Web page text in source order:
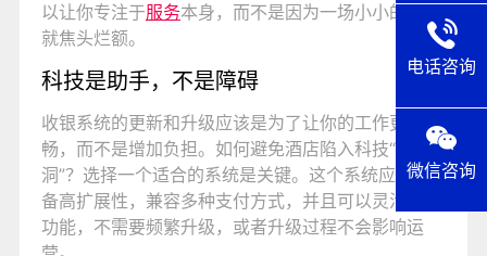
以让你专注于服务本身，而不是因为一场小小的升级
就焦头烂额。
科技是助手，不是障碍
收银系统的更新和升级应该是为了让你的工作更顺
畅，而不是增加负担。如何避免酒店陷入科技“黑
洞”？选择一个适合的系统是关键。这个系统应该具
备高扩展性，兼容多种支付方式，并且可以灵活
功能，不需要频繁升级，或者升级过程不会影响运
电话咨询
微信咨询